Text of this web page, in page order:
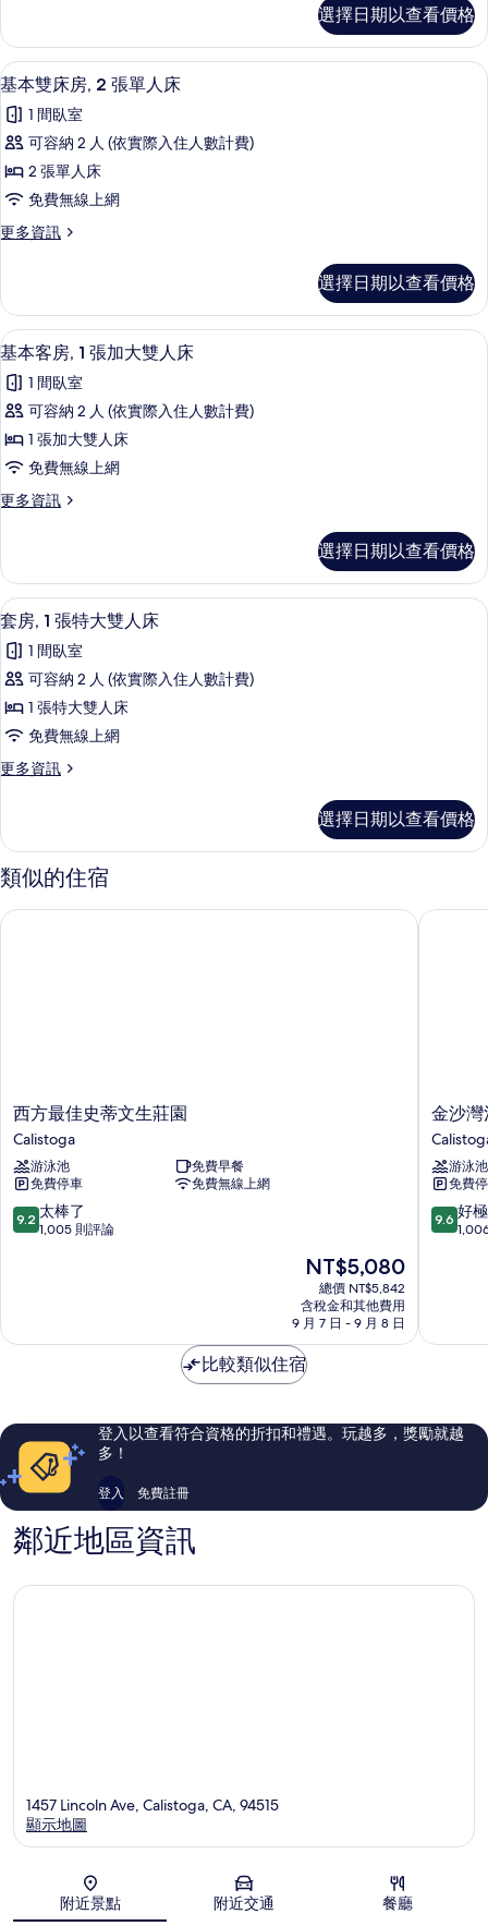
特
大
雙
人
床
的
所
有
客
房,
1
特
大
人
床
詳
選擇日期以查看價格
顯
示
基
本
雙
房,
張
單
人
床
的
所
有
相
基本雙床房, 2 張單人床 | 低過敏寢具
1
基本雙床房, 2 張單人床
1 間臥室
可容納 2 人 (依實際入住人數計費)
2 張單人床
免費無線上網
更多資訊
更
雙
床
房,
張
單
床
的
情
選擇日期以查看價格
顯
示
基
本
客
1
加
大
雙
人
床
的
所
有
低過敏寢具、羽絨被、舒適加層、客
1
基本客房, 1 張加大雙人床
1 間臥室
可容納 2 人 (依實際入住人數計費)
1 張加大雙人床
免費無線上網
更多資訊
更
客
房,
1
加
大
人
床
詳
選擇日期以查看價格
顯
示
套
房,
1
張
特
雙
人
床
的
套房, 1 張特大雙人床 | 低過敏寢具、
1
套房, 1 張特大雙人床
1 間臥室
可容納 2 人 (依實際入住人數計費)
1 張特大雙人床
免費無線上網
更多資訊
更
1
張
特
雙
選擇日期以查看價格
類似的住宿
西
方
最
佳
史
蒂
文
西方最佳史蒂文生莊園
Calistoga
游泳池
免費早餐
免費停車
免費無線上網
9.2
分，
棒
評
論
9.2 太棒了
1,005 則評論
現
價
格
為
NT$5,080
NT$5,080
總價 NT$5,842
含稅金和其他費用
9 月 7 日 - 9 月 8 日
西方最佳史蒂文生莊園
金
沙
灣
溫
泉
飯
店
金沙灣
游泳池
免費
9.6
分，
極
評
論
9.6 好
金沙灣
比較類似住宿
登入以查看符合資格的折扣和禮遇。玩越多，獎勵就越
多！
登入 免費註冊
鄰近地區資訊
地圖
1457 Lincoln Ave, Calistoga, CA, 94515
顯示地圖
附近景點 附近交通 餐廳